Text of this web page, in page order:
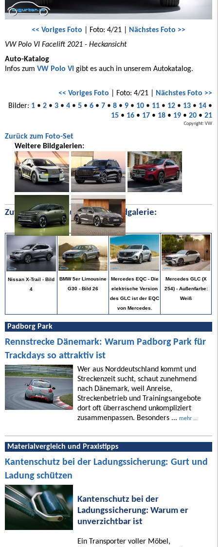
<< Voriges Foto | Foto: 4/21 | Nächstes Foto >>
VW Polo VI Facelift 2021 - Heckansicht
Auto-Katalog
Infos zum VW Polo VI gibt es auch in unserem Autokatalog.
<< Voriges Foto | Foto: 4/21 | Nächstes Foto >>
Bilder: 1• 2• 3• 4• 5• 6• 7• 8• 9• 10• 11• 12• 13• 14•
15• 16• 17• 18• 19• 20• 21
Copyright: VW
Zurück zum Foto-Set
Weitere Bildgalerien:
Zufällige Bilder aus unserer Bildgalerie:
Nissan X-Trail - Bild
4
BMW 5er Limousine
G30 - Bild 26
Mercedes EQC - Die
elektrische Version
des GLC ist der EQC
von Mercedes.
Mercedes GLC (X
254) - Außenfarbe:
Weiß
Padborg Park
Rennstrecke Dänemark: Warum Padborg Park für
Trackdays so attraktiv ist
Wer aus Norddeutschland kommt und
Streckenzeit sucht, schaut zunehmend
nach Dänemark, weil Anreise,
Streckenbetrieb und Trainingsangebote
dort oft überraschend unkompliziert
zusammenpassen. Besonders ... mehr ...
Materialvergleich und Praxistipps
Kantenschutz bei der Ladungssicherung: Gurt und
Ladung schützen
Kantenschutz bei der
Ladungssicherung: Warum er
unverzichtbar ist
Ein Transporter voller Möbel,